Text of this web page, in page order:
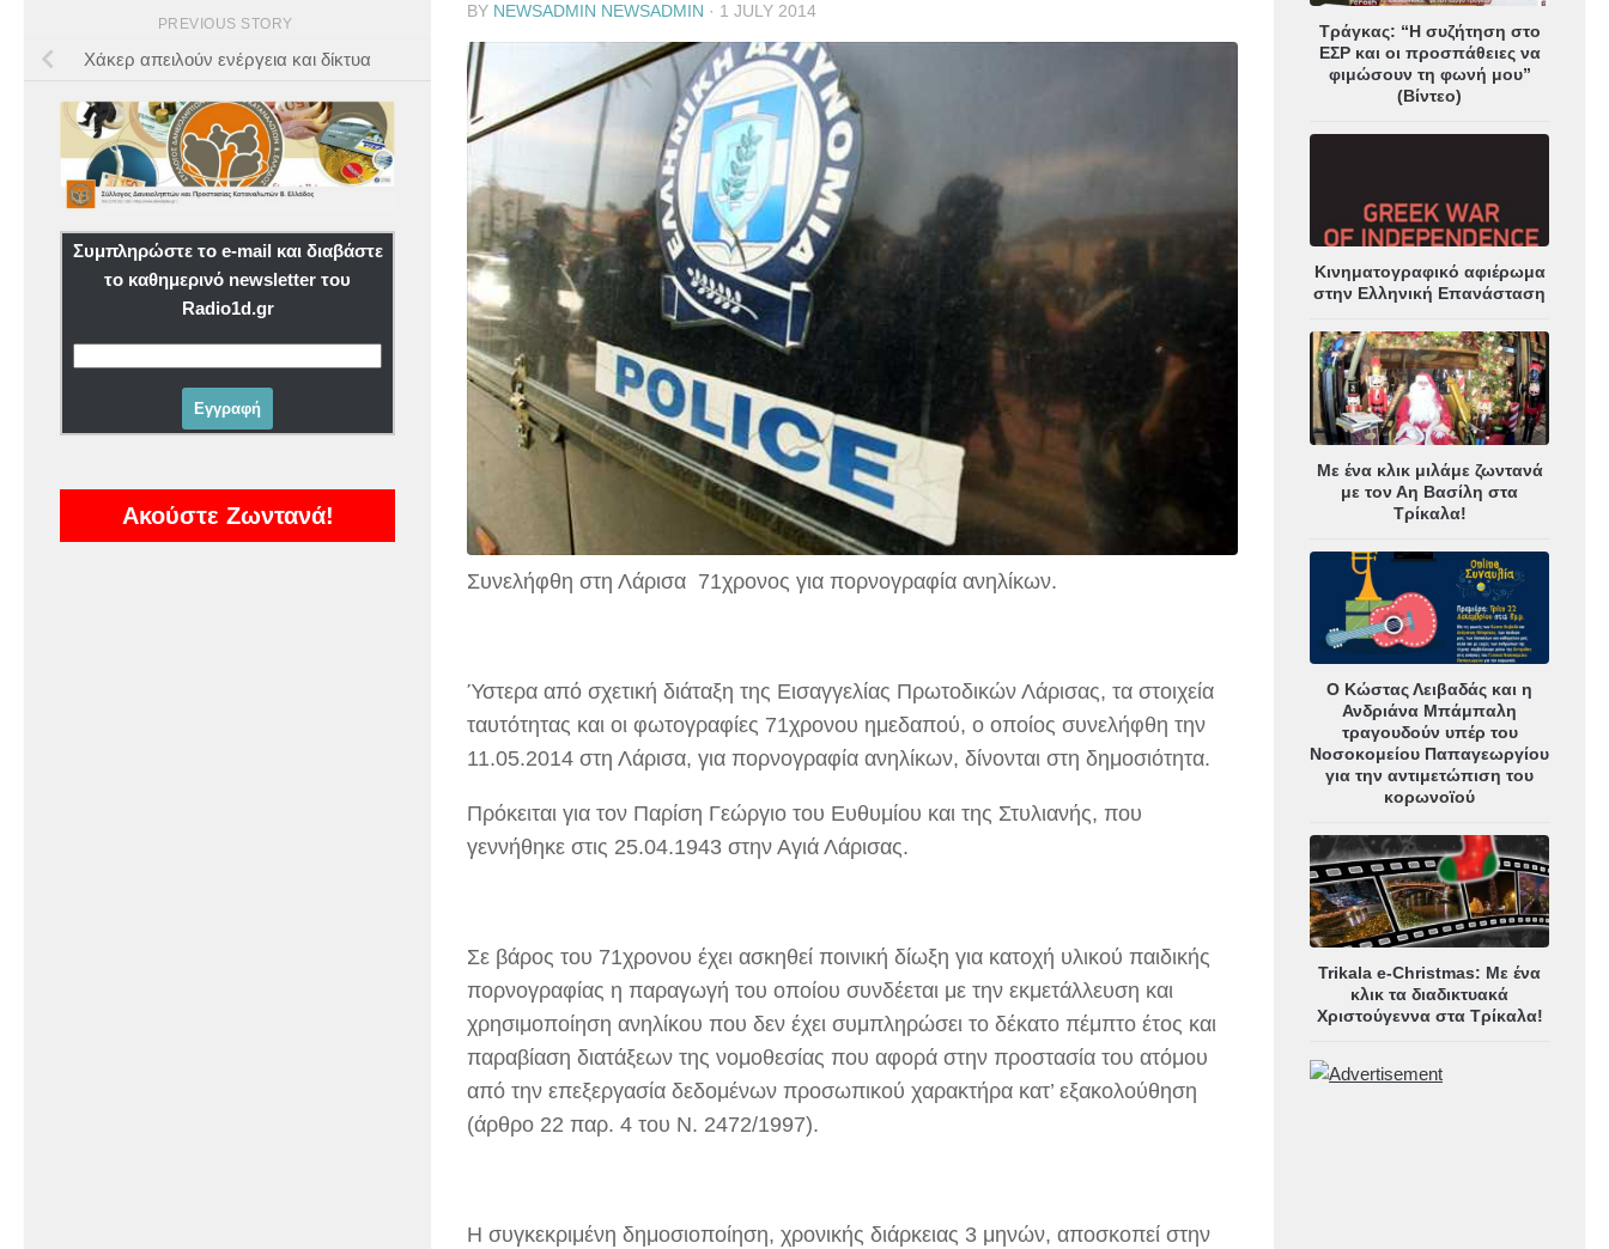
BY NEWSADMIN NEWSADMIN · 1 JULY 2014
Συνελήφθη στη Λάρισα 71χρονος για πορνογραφία ανηλίκων.
Ύστερα από σχετική διάταξη της Εισαγγελίας Πρωτοδικών Λάρισας, τα στοιχεία
ταυτότητας και οι φωτογραφίες 71χρονου ημεδαπού, ο οποίος συνελήφθη την
11.05.2014 στη Λάρισα, για πορνογραφία ανηλίκων, δίνονται στη δημοσιότητα.
Πρόκειται για τον Παρίση Γεώργιο του Ευθυμίου και της Στυλιανής, που
γεννήθηκε στις 25.04.1943 στην Αγιά Λάρισας.
Σε βάρος του 71χρονου έχει ασκηθεί ποινική δίωξη για κατοχή υλικού παιδικής
πορνογραφίας η παραγωγή του οποίου συνδέεται με την εκμετάλλευση και
χρησιμοποίηση ανηλίκου που δεν έχει συμπληρώσει το δέκατο πέμπτο έτος και
παραβίαση διατάξεων της νομοθεσίας που αφορά στην προστασία του ατόμου
από την επεξεργασία δεδομένων προσωπικού χαρακτήρα κατ’ εξακολούθηση
(άρθρο 22 παρ. 4 του Ν. 2472/1997).
Η συγκεκριμένη δημοσιοποίηση, χρονικής διάρκειας 3 μηνών, αποσκοπεί στην
PREVIOUS STORY
Χάκερ απειλούν ενέργεια και δίκτυα
Συμπληρώστε το e-mail και διαβάστε
το καθημερινό newsletter του
Radio1d.gr
Ακούστε Ζωντανά!
Τράγκας: “Η συζήτηση στο
ΕΣΡ και οι προσπάθειες να
φιμώσουν τη φωνή μου”
(Βίντεο)
Κινηματογραφικό αφιέρωμα
στην Ελληνική Επανάσταση
Με ένα κλικ μιλάμε ζωντανά
με τον Αη Βασίλη στα
Τρίκαλα!
Ο Κώστας Λειβαδάς και η
Ανδριάνα Μπάμπαλη
τραγουδούν υπέρ του
Νοσοκομείου Παπαγεωργίου
για την αντιμετώπιση του
κορωνοϊού
Trikala e-Christmas: Με ένα
κλικ τα διαδικτυακά
Χριστούγεννα στα Τρίκαλα!